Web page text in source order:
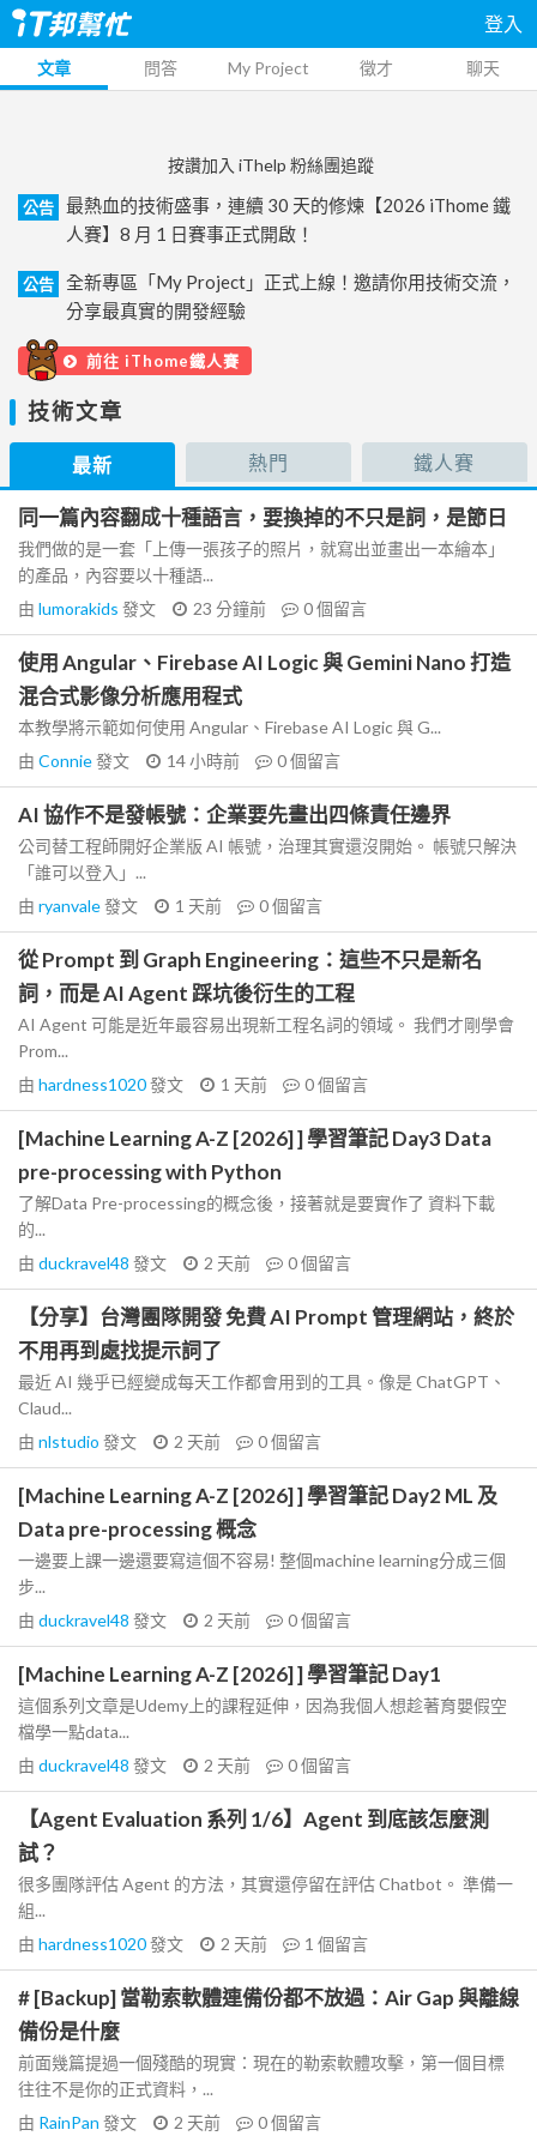
登入
文章 問答 My Project 徵才 聊天
按讚加入 iThelp 粉絲團追蹤
公告
最熱血的技術盛事，連續 30 天的修煉【2026 iThome 鐵
人賽】8 月 1 日賽事正式開啟！
公告
全新專區「My Project」正式上線！邀請你用技術交流，
分享最真實的開發經驗
前往 iThome鐵人賽
技術文章
最新 熱門 鐵人賽
同一篇內容翻成十種語言，要換掉的不只是詞，是節日
我們做的是一套「上傳一張孩子的照片，就寫出並畫出一本繪本」
的產品，內容要以十種語...
由 lumorakids 發文 23 分鐘前 0個留言
使用 Angular、Firebase AI Logic 與 Gemini Nano 打造
混合式影像分析應用程式
本教學將示範如何使用 Angular、Firebase AI Logic 與 G...
由 Connie發文 14 小時前 0個留言
AI 協作不是發帳號：企業要先畫出四條責任邊界
公司替工程師開好企業版 AI 帳號，治理其實還沒開始。 帳號只解決
「誰可以登入」...
由 ryanvale發文 1 天前 0個留言
從 Prompt 到 Graph Engineering：這些不只是新名
詞，而是 AI Agent 踩坑後衍生的工程
AI Agent 可能是近年最容易出現新工程名詞的領域。 我們才剛學會
Prom...
由 hardness1020發文 1 天前 0個留言
[Machine Learning A-Z [2026] ] 學習筆記 Day3 Data
pre-processing with Python
了解Data Pre-processing的概念後，接著就是要實作了 資料下載
的...
由 duckravel48 發文 2 天前 0個留言
【分享】台灣團隊開發 免費 AI Prompt 管理網站，終於
不用再到處找提示詞了
最近 AI 幾乎已經變成每天工作都會用到的工具。像是 ChatGPT、
Claud...
由 nlstudio 發文 2 天前 0個留言
[Machine Learning A-Z [2026] ] 學習筆記 Day2 ML 及
Data pre-processing 概念
一邊要上課一邊還要寫這個不容易! 整個machine learning分成三個
步...
由 duckravel48 發文 2 天前 0個留言
[Machine Learning A-Z [2026] ] 學習筆記 Day1
這個系列文章是Udemy上的課程延伸，因為我個人想趁著育嬰假空
檔學一點data...
由 duckravel48 發文 2 天前 0個留言
【Agent Evaluation 系列 1/6】Agent 到底該怎麼測
試？
很多團隊評估 Agent 的方法，其實還停留在評估 Chatbot。 準備一
組...
由 hardness1020發文 2 天前 1 個留言
# [Backup] 當勒索軟體連備份都不放過：Air Gap 與離線
備份是什麼
前面幾篇提過一個殘酷的現實：現在的勒索軟體攻擊，第一個目標
往往不是你的正式資料，...
由 RainPan 發文 2 天前 0個留言